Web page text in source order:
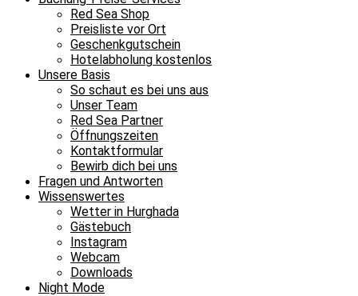
Red Sea Shop
Preisliste vor Ort
Geschenkgutschein
Hotelabholung kostenlos
Unsere Basis
So schaut es bei uns aus
Unser Team
Red Sea Partner
Öffnungszeiten
Kontaktformular
Bewirb dich bei uns
Fragen und Antworten
Wissenswertes
Wetter in Hurghada
Gästebuch
Instagram
Webcam
Downloads
Night Mode